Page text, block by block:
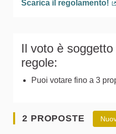
Scarica il regolamento!
Il voto è
regole:
Puoi votare fino a 3
2 PROPOSTE